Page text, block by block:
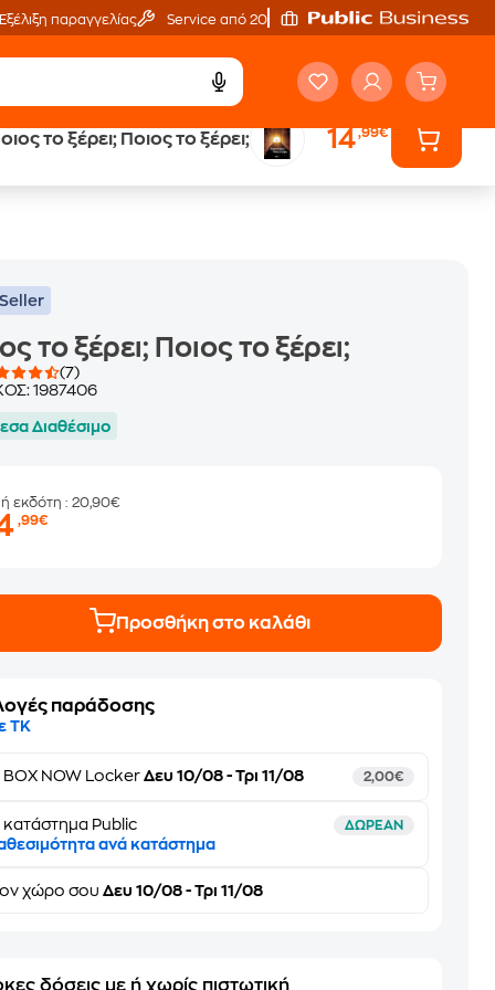
Εξέλιξη παραγγελίας Service από 20'
το ξέρει; Ποιος το ξέρει; 14,99€
Έλα στον κόσμο
το ξέρει; Ποιος το ξέρει;
(7)
1987406
Διαθέσιμο
εκδότη: 20,90€
,99€
Προσθήκη στο καλάθι
παράδοσης
ΤΚ
BOX NOW Locker Δευ 10/08 - Τρι 11/08 2,00€
κατάστημα Public ΔΩΡΕΑΝ
ανά κατάστημα
χώρο σου Δευ 10/08 - Τρι 11/08
δόσεις με ή χωρίς πιστωτική